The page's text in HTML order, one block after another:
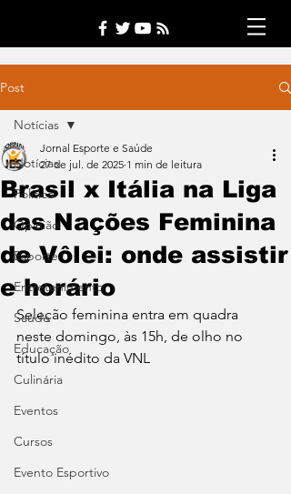
Post
Notícias
Política
Opinião
Esporte
Entretenimento
Saúde
Educação
Culinária
Eventos
Cursos
Evento Esportivo
Notícias
Brasil x Itália na Liga
das Nações Feminina
de Vôlei: onde assistir
e horário
Jornal Esporte e Saúde
27 de jul. de 2025 1 min de leitura
Seleção feminina entra em quadra
neste domingo, às 15h, de olho no
título inédito da VNL